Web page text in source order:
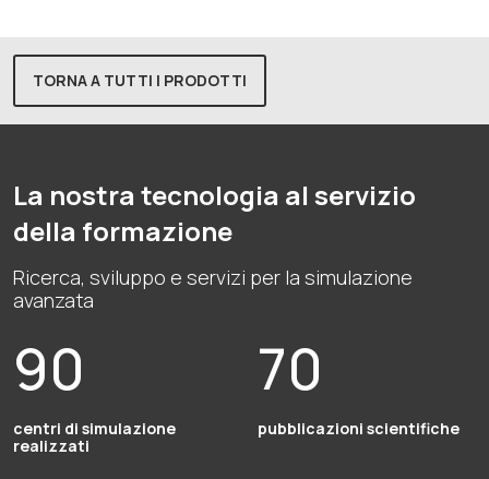
TORNA A TUTTI I PRODOTTI
La nostra tecnologia al servizio
della formazione
Ricerca, sviluppo e servizi per la simulazione
avanzata
90
centri di simulazione
realizzati
70
pubblicazioni scientifiche